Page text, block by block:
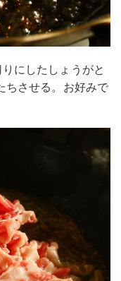
にしたしょうがと
ちさせる。お好みで